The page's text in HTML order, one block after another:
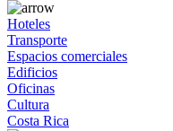
Hoteles
Transporte
Espacios comerciales
Edificios
Oficinas
Cultura
Costa Rica